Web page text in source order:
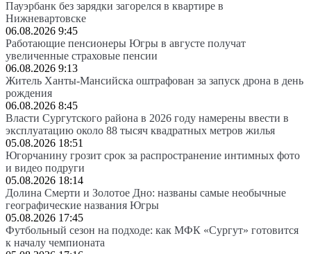
Пауэрбанк без зарядки загорелся в квартире в
Нижневартовске
06.08.2026 9:45
Работающие пенсионеры Югры в августе получат
увеличенные страховые пенсии
06.08.2026 9:13
Житель Ханты-Мансийска оштрафован за запуск дрона в день
рождения
06.08.2026 8:45
Власти Сургутского района в 2026 году намерены ввести в
эксплуатацию около 88 тысяч квадратных метров жилья
05.08.2026 18:51
Югорчанину грозит срок за распространение интимных фото
и видео подруги
05.08.2026 18:14
Долина Смерти и Золотое Дно: названы самые необычные
географические названия Югры
05.08.2026 17:45
Футбольный сезон на подходе: как МФК «Сургут» готовится
к началу чемпионата